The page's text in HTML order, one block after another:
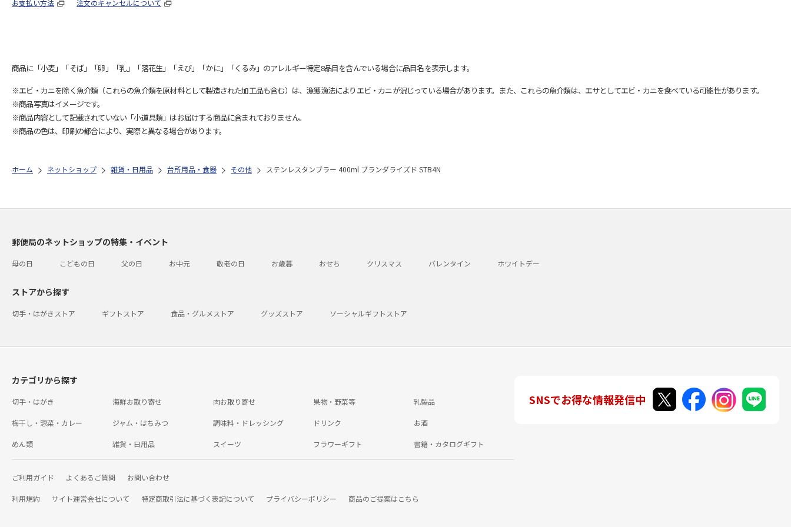
お支払い方法 注文のキャンセルについて
商品に「小麦」「そば」「卵」「乳」「落花生」「えび」「かに」「くるみ」のアレルギー特定8品目を含んでいる場合に品目名を表示します。
※エビ・カニを除く魚介類（これらの魚介類を原材料として製造された加工品も含む）は、漁獲漁法によりエビ・カニが混じっている場合があります。また、これらの魚介類は、エサとしてエビ・カニを食べている可能性があります。
※商品写真はイメージです。
※商品内容として記載されていない「小道具類」はお届けする商品に含まれておりません。
※商品の色は、印刷の都合により、実際と異なる場合があります。
ホーム ネットショップ 雑貨・日用品 台所用品・食器 その他 ステンレスタンブラー 400ml ブランダライズド STB4N
郵便局のネットショップの特集・イベント
母の日 こどもの日 父の日 お中元 敬老の日 お歳暮 おせち クリスマス バレンタイン ホワイトデー
ストアから探す
切手・はがきストア ギフトストア 食品・グルメストア グッズストア ソーシャルギフトストア
カテゴリから探す
切手・はがき 海鮮お取り寄せ 肉お取り寄せ 果物・野菜等 乳製品
梅干し・惣菜・カレー ジャム・はちみつ 調味料・ドレッシング ドリンク お酒
めん類 雑貨・日用品 スイーツ フラワーギフト 書籍・カタログギフト
ご利用ガイド よくあるご質問 お問い合わせ
利用規約 サイト運営会社について 特定商取引法に基づく表記について プライバシーポリシー 商品のご提案はこちら
SNSでお得な情報発信中